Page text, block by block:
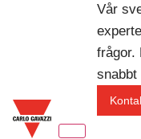
Vår
frågor.
snabbt